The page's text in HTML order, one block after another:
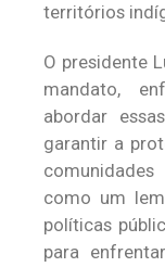
territórios
O presidente
mandato,
abordar
garantir a
como um
políticas
para